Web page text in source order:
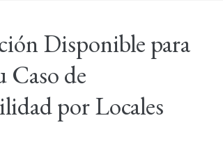
Disponible para
Caso de
por Locales